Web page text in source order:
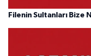
Filenin Sultanları Bize